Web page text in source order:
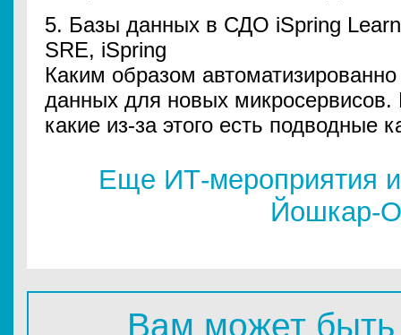
5. Базы данных в СДО iSpring
SRE, iSpring
Каким образом
данных для новых микросервисов.
какие из-за этого есть подводные
Еще ИТ-мероприятия
Йошкар-
Вам может быть